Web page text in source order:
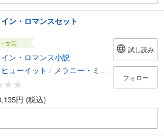
ン・ロマンスセット
文芸
ン・ロマンス小説
ューイット / メラニー・ミルバーン /エリザ
円 (税込)
試し読み
フォロー